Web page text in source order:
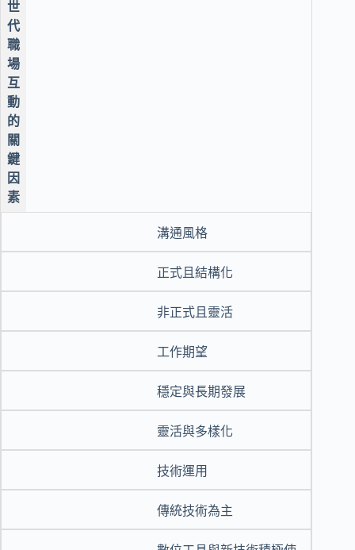
世
代
職
場
互
動
的
關
鍵
因
素
溝通風格
正式且結構化
非正式且靈活
工作期望
穩定與長期發展
靈活與多樣化
技術運用
傳統技術為主